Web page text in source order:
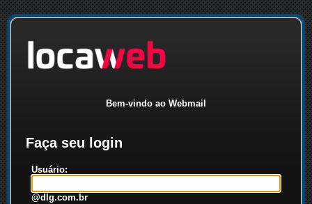
Bem-vindo ao Webmail
Faça seu login
Usuário:
@dlg.com.br